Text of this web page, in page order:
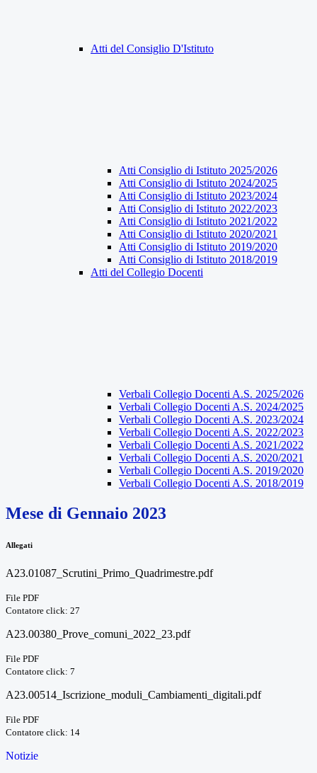
Atti del Consiglio D'Istituto
Atti Consiglio di Istituto 2025/2026
Atti Consiglio di Istituto 2024/2025
Atti Consiglio di Istituto 2023/2024
Atti Consiglio di Istituto 2022/2023
Atti Consiglio di Istituto 2021/2022
Atti Consiglio di Istituto 2020/2021
Atti Consiglio di Istituto 2019/2020
Atti Consiglio di Istituto 2018/2019
Atti del Collegio Docenti
Verbali Collegio Docenti A.S. 2025/2026
Verbali Collegio Docenti A.S. 2024/2025
Verbali Collegio Docenti A.S. 2023/2024
Verbali Collegio Docenti A.S. 2022/2023
Verbali Collegio Docenti A.S. 2021/2022
Verbali Collegio Docenti A.S. 2020/2021
Verbali Collegio Docenti A.S. 2019/2020
Verbali Collegio Docenti A.S. 2018/2019
Mese di Gennaio 2023
Allegati
A23.01087_Scrutini_Primo_Quadrimestre.pdf
File PDF
Contatore click: 27
A23.00380_Prove_comuni_2022_23.pdf
File PDF
Contatore click: 7
A23.00514_Iscrizione_moduli_Cambiamenti_digitali.pdf
File PDF
Contatore click: 14
Notizie